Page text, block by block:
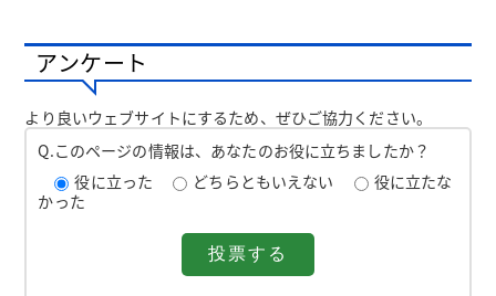
アンケート
より良いウェブサイトにするため、ぜひご協力ください。
Q.このページの情報は、あなたのお役に立ちましたか？
役に立った
どちらともいえない
役に立たな
かった